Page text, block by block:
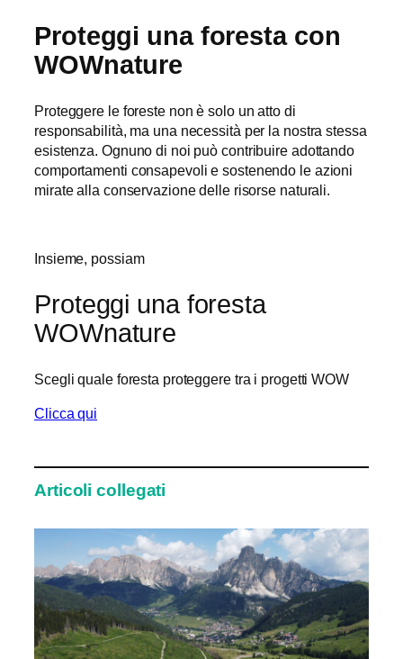
Proteggi una foresta con
WOWnature
Proteggere le foreste non è solo un atto di
responsabilità, ma una necessità per la nostra stessa
esistenza. Ognuno di noi può contribuire adottando
comportamenti consapevoli e sostenendo le azioni
mirate alla conservazione delle risorse naturali.
Insieme, possiam
Proteggi una foresta
WOWnature
Scegli quale foresta proteggere tra i progetti WOW
Clicca qui
Articoli collegati